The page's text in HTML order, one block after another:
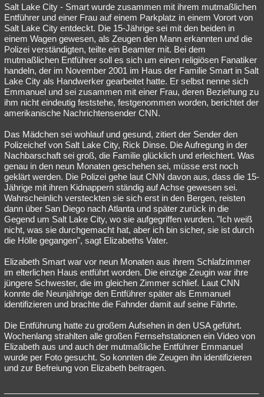
Salt Lake City - Smart wurde zusammen mit ihrem mutmaßlichen
Entführer und einer Frau auf einem Parkplatz in einem Vorort von
Salt Lake City entdeckt. Die 15-Jährige sei mit den beiden in
einem Wagen gewesen, als Zeugen den Mann erkannten und die
Polizei verständigten, teilte ein Beamter mit. Bei dem
mutmaßlichen Entführer soll es sich um einen religiösen Fanatiker
handeln, der im November 2001 im Haus der Familie Smart in Salt
Lake City als Handwerker gearbeitet hatte. Er selbst nenne sich
Emmanuel und sei zusammen mit einer Frau, deren Beziehung zu
ihm nicht eindeutig feststehe, festgenommen worden, berichtet der
amerikanische Nachrichtensender CNN.
Das Mädchen sei wohlauf und gesund, zitiert der Sender den
Polizeichef von Salt Lake City, Rick Dinse. Die Aufregung in der
Nachbarschaft sei groß, die Familie glücklich und erleichtert. Was
genau in den neun Monaten geschehen sei, müsse erst noch
geklärt werden. Die Polizei gehe laut CNN davon aus, dass die 15-
Jährige mit ihren Kidnappern ständig auf Achse gewesen sei.
Wahrscheinlich versteckten sie sich erst in den Bergen, reisten
dann über San Diego nach Atlanta und später zurück in die
Gegend um Salt Lake City, wo sie aufgegriffen wurden. "Ich weiß
nicht, was sie durchgemacht hat, aber ich bin sicher, sie ist durch
die Hölle gegangen", sagt Elizabeths Vater.
Elizabeth Smart war vor neun Monaten aus ihrem Schlafzimmer
im elterlichen Haus entführt worden. Die einzige Zeugin war ihre
jüngere Schwester, die im gleichen Zimmer schlief. Laut CNN
konnte die Neunjährige den Entführer später als Emmanuel
identifizieren und brachte die Fahnder damit auf seine Fährte.
Die Entführung hatte zu großem Aufsehen in den USA geführt.
Wochenlang strahlten alle großen Fernsehstationen ein Video von
Elizabeth aus und auch der mutmaßliche Entführer Emmanuel
wurde per Foto gesucht. So konnten die Zeugen ihn identifizieren
und zur Befreiung von Elizabeth beitragen.